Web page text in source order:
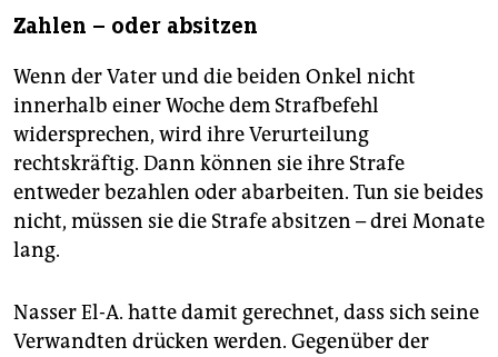
Zahlen – oder absitzen
Wenn der Vater und die beiden Onkel nicht
innerhalb einer Woche dem Strafbefehl
widersprechen, wird ihre Verurteilung
rechtskräftig. Dann können sie ihre Strafe
entweder bezahlen oder abarbeiten. Tun sie beides
nicht, müssen sie die Strafe absitzen – drei Monate
lang.
Nasser El-A. hatte damit gerechnet, dass sich seine
Verwandten drücken werden. Gegenüber der